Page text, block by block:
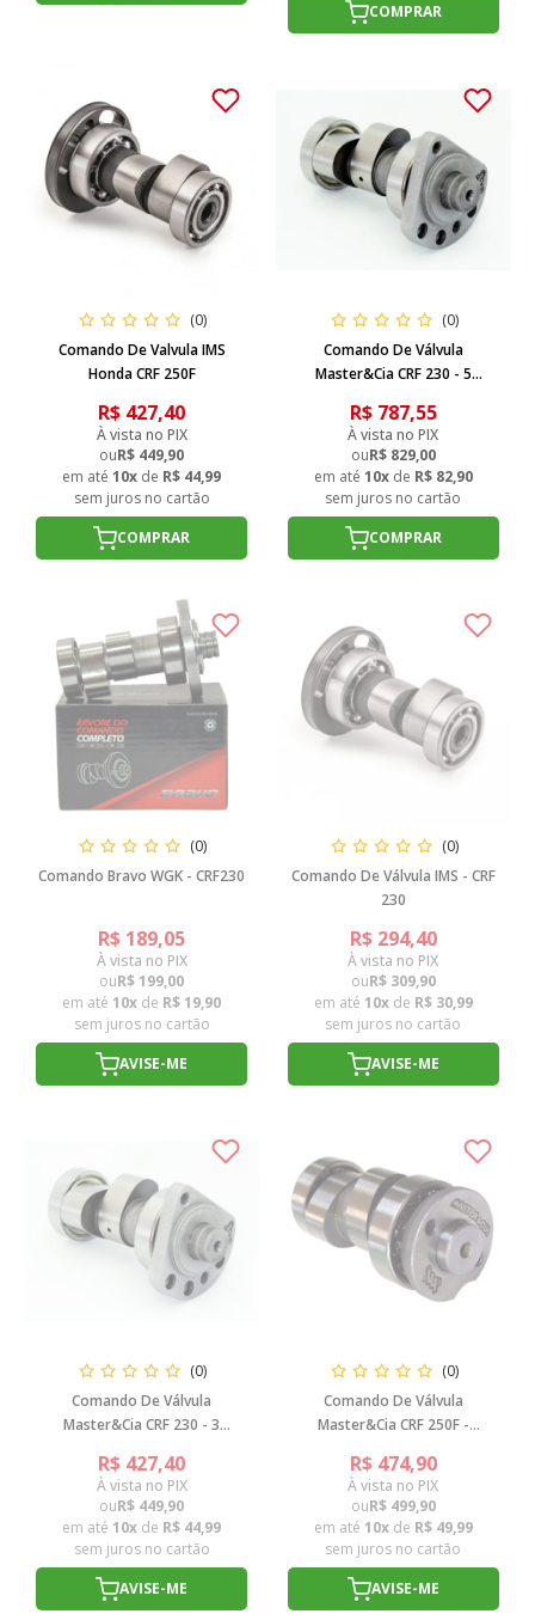
COMPRAR
(0)
Comando De Valvula IMS
Honda CRF 250F
R$ 427,40
À vista no PIX
ouR$ 449,90
em até10x de R$ 44,99
sem juros no cartão
COMPRAR
(0)
Comando De Válvula
Master&Cia CRF 230 - 5
R$ 787,55
À vista no PIX
ouR$ 829,00
em até 10xde R$ 82,90
sem juros no cartão
COMPRAR
(0)
Comando Bravo WGK - CRF230
R$ 189,05
À vista no PIX
ouR$ 199,00
em até 10x de R$ 19,90
sem juros no cartão
AVISE-ME
(0)
Comando De Válvula IMS - CRF
230
R$ 294,40
À vista no PIX
ouR$ 309,90
em até 10xde R$ 30,99
sem juros no cartão
AVISE-ME
(0)
Comando De Válvula
Master&Cia CRF 230 - 3
R$ 427,40
À vista no PIX
ouR$ 449,90
em até 10x de R$ 44,99
sem juros no cartão
AVISE-ME
(0)
Comando De Válvula
Master&Cia CRF 250F -
R$ 474,90
À vista no PIX
ouR$ 499,90
em até 10xde R$ 49,99
sem juros no cartão
AVISE-ME